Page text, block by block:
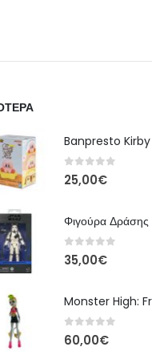
0 out of 5
25,00€
0 out of 5
35,00€
0 out of 5
60,00€